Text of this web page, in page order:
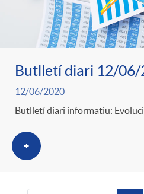
Butlletí diari 12/06/
12/06/2020
Butlletí diari informatiu:
+